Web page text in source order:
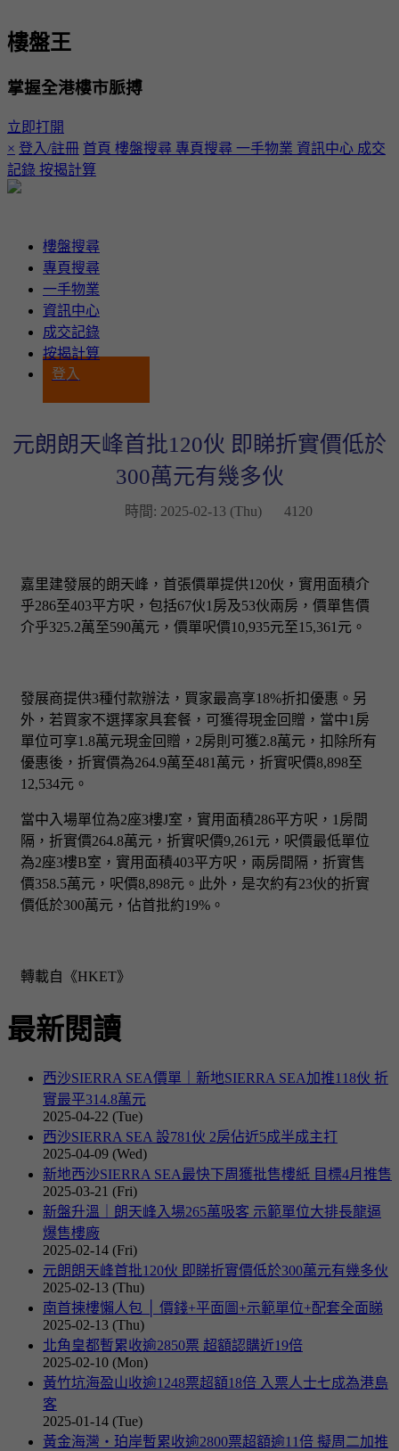
樓盤王
掌握全港樓市脈搏
立即打開
× 登入/註冊 首頁 樓盤搜尋 專頁搜尋 一手物業 資訊中心 成交
記錄 按揭計算
樓盤搜尋
專頁搜尋
一手物業
資訊中心
成交記錄
按揭計算
登入
元朗朗天峰首批120伙 即睇折實價低於
300萬元有幾多伙
時間: 2025-02-13 (Thu) 4120
嘉里建發展的朗天峰，首張價單提供120伙，實用面積介
乎286至403平方呎，包括67伙1房及53伙兩房，價單售價
介乎325.2萬至590萬元，價單呎價10,935元至15,361元。
發展商提供3種付款辦法，買家最高享18%折扣優惠。另
外，若買家不選擇家具套餐，可獲得現金回贈，當中1房
單位可享1.8萬元現金回贈，2房則可獲2.8萬元，扣除所有
優惠後，折實價為264.9萬至481萬元，折實呎價8,898至
12,534元。
當中入場單位為2座3樓J室，實用面積286平方呎，1房間
隔，折實價264.8萬元，折實呎價9,261元，呎價最低單位
為2座3樓B室，實用面積403平方呎，兩房間隔，折實售
價358.5萬元，呎價8,898元。此外，是次約有23伙的折實
價低於300萬元，佔首批約19%。
轉載自《HKET》
最新閱讀
西沙SIERRA SEA價單｜新地SIERRA SEA加推118伙 折
實最平314.8萬元
2025-04-22 (Tue)
西沙SIERRA SEA 設781伙 2房佔近5成半成主打
2025-04-09 (Wed)
新地西沙SIERRA SEA最快下周獲批售樓紙 目標4月推售
2025-03-21 (Fri)
新盤升溫｜朗天峰入場265萬吸客 示範單位大排長龍逼
爆售樓廠
2025-02-14 (Fri)
元朗朗天峰首批120伙 即睇折實價低於300萬元有幾多伙
2025-02-13 (Thu)
南首揀樓懶人包 │ 價錢+平面圖+示範單位+配套全面睇
2025-02-13 (Thu)
北角皇都暫累收逾2850票 超額認購近19倍
2025-02-10 (Mon)
黃竹坑海盈山收逾1248票超額18倍 入票人士七成為港島
客
2025-01-14 (Tue)
黃金海灣‧珀岸暫累收逾2800票超額逾11倍 擬周二加推